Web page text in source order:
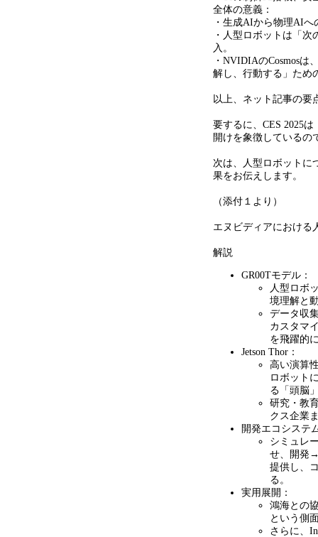
全体の意義：
・生成AIから物理AIへ
・人型ロボットは「
入。
・ NVIDIAのCosmosは
解し、行動する」ため
以上、ネット記事の要
要するに、CES 2025は
開けを象徴しているの
次は、人型ロボットに
果をお伝えします。
（添付１より）
エヌビディアにおける
解説
GR00Tモデル：
人型ロボ
境理解と
データ収
カスタマ
を飛躍的
Jetson Thor：
高い演算
ロボット
る「頭脳
研究・教
クス企業
開発エコシステ
シミュレ
せ、開発
提供し、
る。
実用展開：
鴻海との
という側
さらに、